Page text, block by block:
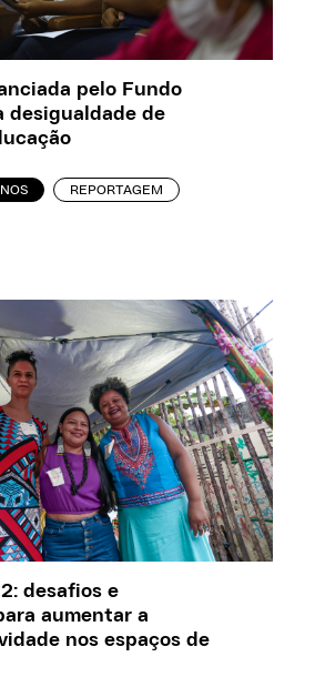
pelo Fundo
desigualdade de
REPORTAGEM
desafios e
aumentar a
nos espaços de